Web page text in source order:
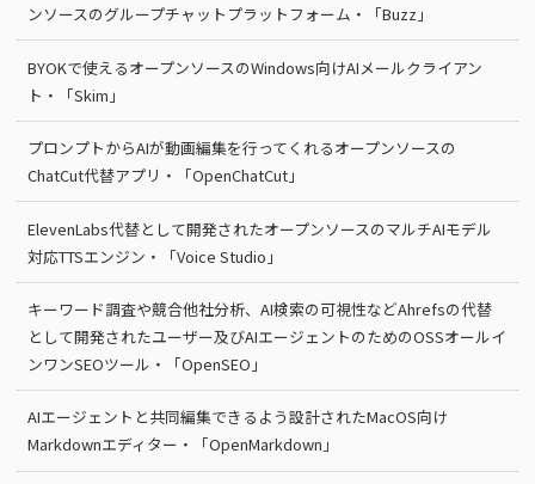
ンソースのグループチャットプラットフォーム・「Buzz」
BYOKで使えるオープンソースのWindows向けAIメールクライアン
ト・「Skim」
プロンプトからAIが動画編集を行ってくれるオープンソースの
ChatCut代替アプリ・「OpenChatCut」
ElevenLabs代替として開発されたオープンソースのマルチAIモデル
対応TTSエンジン・「Voice Studio」
キーワード調査や競合他社分析、AI検索の可視性などAhrefsの代替
として開発されたユーザー及びAIエージェントのためのOSSオールイ
ンワンSEOツール・「OpenSEO」
AIエージェントと共同編集できるよう設計されたMacOS向け
Markdownエディター・「OpenMarkdown」